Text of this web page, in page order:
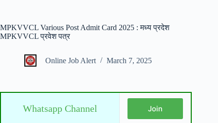
MPKVVCL Various Post Admit Card 2025 : मध्य प्रदेश
MPKVVCL प्रवेश पत्र
Online Job Alert March 7, 2025
Whatsapp Channel Join